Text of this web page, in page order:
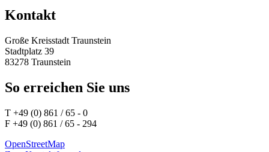
Kontakt
Große Kreisstadt Traunstein
Stadtplatz 39
83278 Traunstein
So erreichen Sie uns
T +49 (0) 861 / 65 - 0
F +49 (0) 861 / 65 - 294
OpenStreetMap